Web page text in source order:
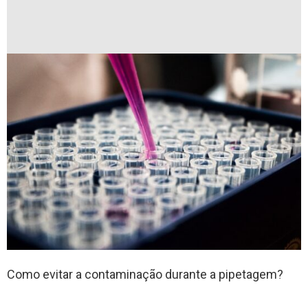
Como evitar a contaminação durante a pipetagem?